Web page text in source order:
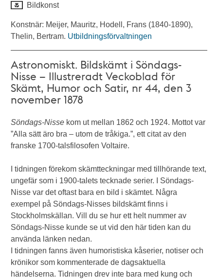
Bildkonst
Konstnär: Meijer, Mauritz, Hodell, Frans (1840-1890),
Thelin, Bertram. Utbildningsförvaltningen
Astronomiskt. Bildskämt i Söndags-
Nisse – Illustreradt Veckoblad för
Skämt, Humor och Satir, nr 44, den 3
november 1878
Söndags-Nisse kom ut mellan 1862 och 1924. Mottot var
”Alla sätt äro bra – utom de tråkiga.”, ett citat av den
franske 1700-talsfilosofen Voltaire.
I tidningen förekom skämtteckningar med tillhörande text,
ungefär som i 1900-talets tecknade serier. I Söndags-
Nisse var det oftast bara en bild i skämtet. Några
exempel på Söndags-Nisses bildskämt finns i
Stockholmskällan. Vill du se hur ett helt nummer av
Söndags-Nisse kunde se ut vid den här tiden kan du
använda länken nedan.
I tidningen fanns även humoristiska kåserier, notiser och
krönikor som kommenterade de dagsaktuella
händelserna. Tidningen drev inte bara med kung och